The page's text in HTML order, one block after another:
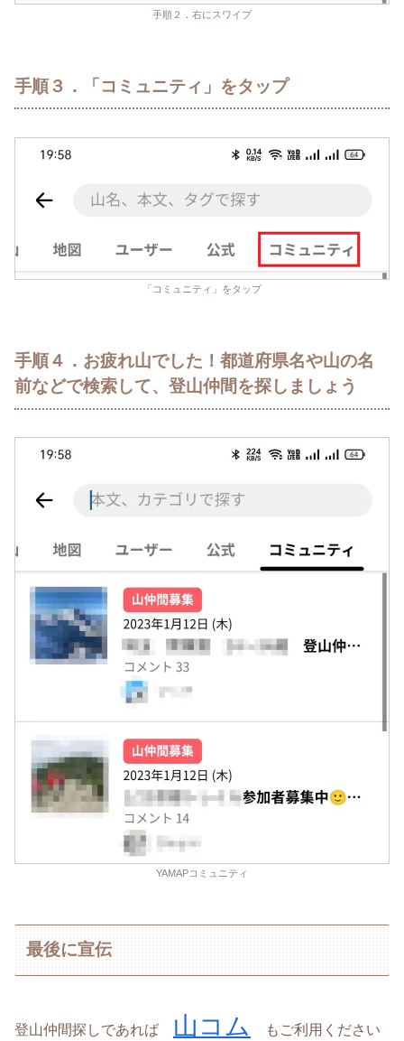
手順２．右にスワイプ
手順３．「コミュニティ」をタップ
「コミュニティ」をタップ
手順４．お疲れ山でした！都道府県名や山の名
前などで検索して、登山仲間を探しましょう
YAMAPコミュニティ
最後に宣伝
登山仲間探しであれば 山コム もご利用ください